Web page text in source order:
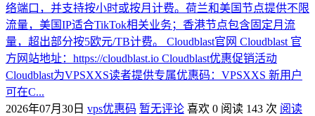
络端口，并支持按小时或按月计费。荷兰和美国节点提供不限
流量，美国IP适合TikTok相关业务；香港节点包含固定月流
量，超出部分按5欧元/TB计费。 Cloudblast官网 Cloudblast 官
方网站地址：https://cloudblast.io Cloudblast优惠促销活动
Cloudblast为VPSXXS读者提供专属优惠码：VPSXXS 新用户
可在C...
2026年07月30日 vps优惠码 暂无评论 喜欢 0 阅读 143 次 阅读